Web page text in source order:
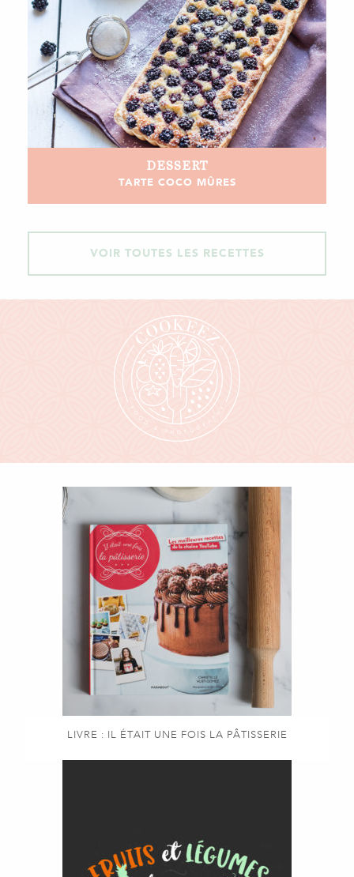
DESSERT
TARTE COCO MÛRES
VOIR TOUTES LES RECETTES
LIVRE : IL ÉTAIT UNE FOIS LA PÂTISSERIE